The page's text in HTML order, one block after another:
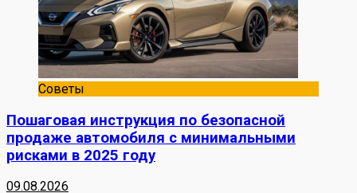
Советы
Пошаговая инструкция по безопасной
продаже автомобиля с минимальными
рисками в 2025 году
09.08.2026